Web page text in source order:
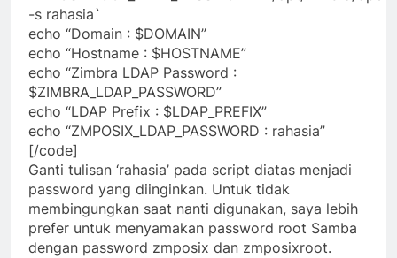
-s rahasia`
echo “Domain : $DOMAIN”
echo “Hostname : $HOSTNAME”
echo “Zimbra LDAP Password :
$ZIMBRA_LDAP_PASSWORD”
echo “LDAP Prefix : $LDAP_PREFIX”
echo “ZMPOSIX_LDAP_PASSWORD : rahasia”
[/code]
Ganti tulisan ‘rahasia’ pada script diatas menjadi
password yang diinginkan. Untuk tidak
membingungkan saat nanti digunakan, saya lebih
prefer untuk menyamakan password root Samba
dengan password zmposix dan zmposixroot.